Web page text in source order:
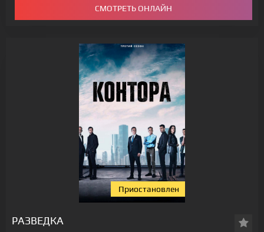
СМОТРЕТЬ ОНЛАЙН
Приостановлен
РАЗВЕДКА